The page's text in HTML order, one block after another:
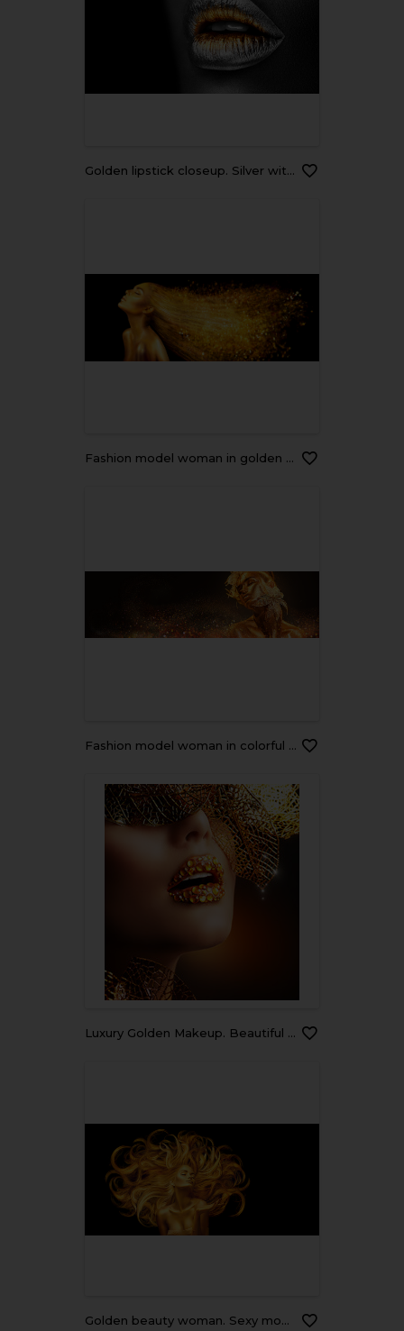
Golden lipstick closeup. Silver with Gold metal lips. Beautiful makeup. Sexy lips
Fashion model woman in golden bright sparkles. Girl with golden skin and hair portrait closeup. Holiday glamour shiny professional makeup on black
Fashion model woman in colorful bright golden sparkles posing with fantasy flower. Portrait of beautiful girl with glowing makeup
Luxury Golden Makeup. Beautiful Professional Holiday Make-up
Golden beauty woman. Sexy model girl with golden makeup and long hair pointing hand over black. Metallic gold glowing skin and fluttering hair